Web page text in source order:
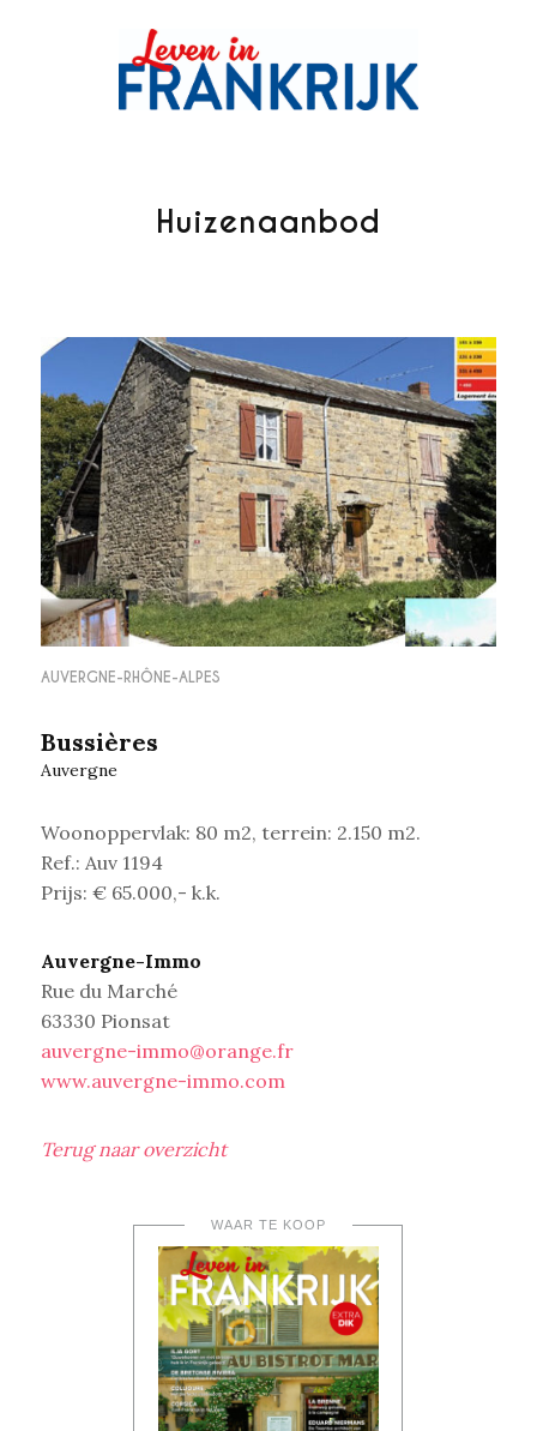
Huizenaanbod
AUVERGNE-RHÔNE-ALPES
Bussières
Auvergne
Woonoppervlak: 80 m2, terrein: 2.150 m2.
Ref.: Auv 1194
Prijs: € 65.000,- k.k.
Auvergne-Immo
Rue du Marché
63330 Pionsat
auvergne-immo@orange.fr
www.auvergne-immo.com
Terug naar overzicht
WAAR TE KOOP